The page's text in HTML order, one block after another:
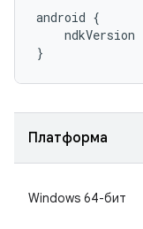
android {
ndkVersion
}
Платформа
Windows 64-бит